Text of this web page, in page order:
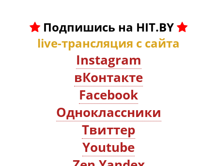
Подпишись на HIT.BY
live-трансляция с сайта
Instagram
вКонтакте
Facebook
Oдноклассники
Твиттер
Youtube